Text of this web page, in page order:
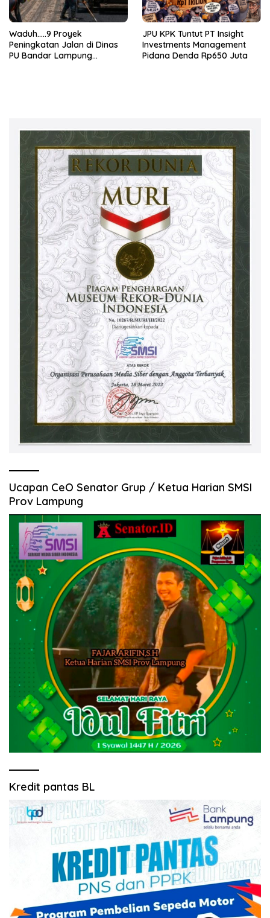
Waduh…..9 Proyek
Peningkatan Jalan di Dinas
PU Bandar Lampung
JPU KPK Tuntut PT Insight
Investments Management
Pidana Denda Rp650 Juta
Ucapan CeO Senator Grup / Ketua Harian SMSI
Prov Lampung
Kredit pantas BL